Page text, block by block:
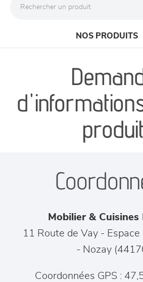
NOS PRODUITS
canapés et fauteuils
séjours
meubles de complément
chambres et dressing
décoration
Mobilier & Cuisines
11 Route de Vay -
- Nozay(
Coordonnées GPS :